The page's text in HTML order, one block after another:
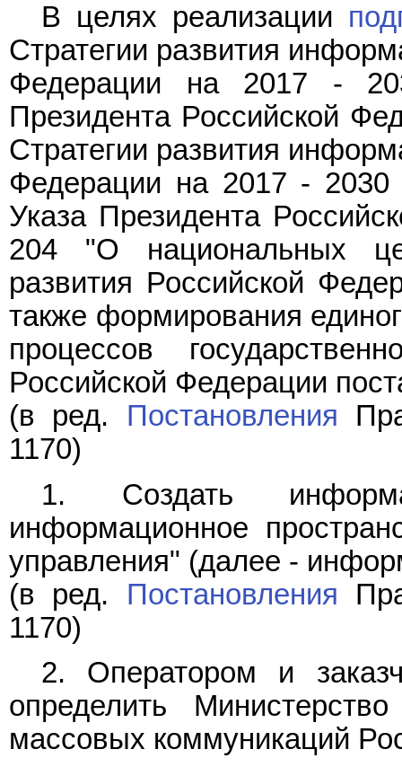
В целях реализации
Стратегии развития
Федерации на 2017 -
Президента Российской
Стратегии развития
Федерации на 2017 -
Указа Президента
204 "О национальных
развития Российской
также формирования
процессов
Российской Федерации
(в ред. Постановления
1170)
1. Создать
информационное
управления" (далее -
(в ред. Постановления
1170)
2. Оператором и
определить
массовых коммуникаций